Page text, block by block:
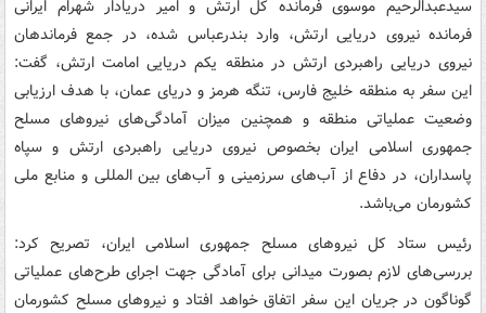
سیدعبدالرحیم موسوی فرمانده کل ارتش و امیر دریادار شهرام ایرانی
فرمانده نیروی دریایی ارتش، وارد بندرعباس شده، در جمع فرماندهان
نیروی دریایی راهبردی ارتش در منطقه یکم دریایی امامت ارتش، گفت:
این سفر به منطقه خلیج فارس، تنگه هرمز و دریای عمان، با هدف ارزیابی
وضعیت عملیاتی منطقه و همچنین میزان آمادگی‌های نیروهای مسلح
جمهوری اسلامی ایران بخصوص نیروی دریایی راهبردی ارتش و سپاه
پاسداران، در دفاع از آب‌های سرزمینی و آب‌های بین المللی و منابع ملی
کشورمان می‌باشد.
رئیس ستاد کل نیروهای مسلح جمهوری اسلامی ایران، تصریح کرد:
بررسی‌های لازم بصورت میدانی برای آمادگی جهت اجرای طرح‌های عملیاتی
گوناگون در جریان این سفر اتفاق خواهد افتاد و نیروهای مسلح کشورمان